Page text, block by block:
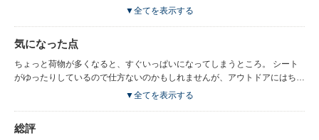
ど、自然に動くから気持ちが良い。 足腰が悪く通院中の母も、この車はち
した。 足まわりもゆったりしていて、買い物袋も余裕で置けるので良いで
す。 運転中の音も本当に静かで、音楽をかけたりラジオをいれてもストレ
スなく聞こえます。 ドアも、力いっぱい閉めなくてもちゃんと閉まってく
▼全てを表示する
気になった点
ちょっと荷物が多くなると、すぐいっぱいになってしまうところ。 シート
がゆったりしているので仕方ないのかもしれませんが、アウトドアにはちょ
っと厳しいかもしれません。 それと、シートベルトをさしこむ部分が、い
▼全てを表示する
総評